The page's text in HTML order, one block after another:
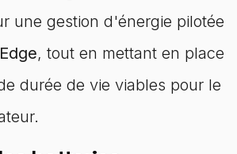
une gestion d'énergie pilotée
, tout en mettant en place
durée de vie viables pour le